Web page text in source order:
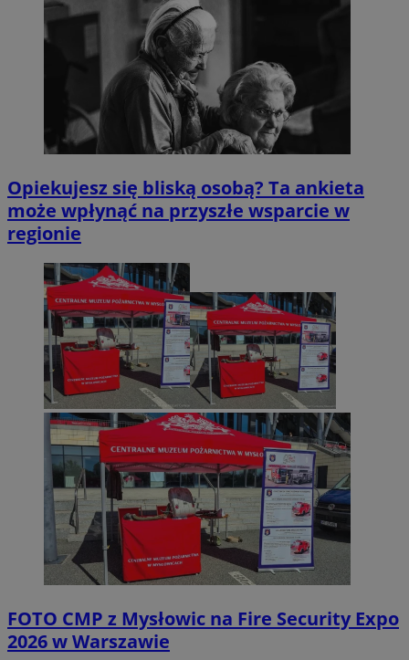
Opiekujesz się bliską osobą? Ta ankieta
może wpłynąć na przyszłe wsparcie w
regionie
FOTO CMP z Mysłowic na Fire Security Expo
2026 w Warszawie